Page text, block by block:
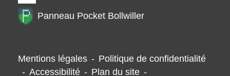
Panneau Pocket Bollwiller
Mentions légales - Politique de confidentialité
- Accessibilité - Plan du site -